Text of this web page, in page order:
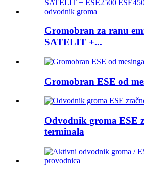
Gromobran za ranu
SATELIT +...
Gromobran ESE od
Odvodnik groma ESE
terminala